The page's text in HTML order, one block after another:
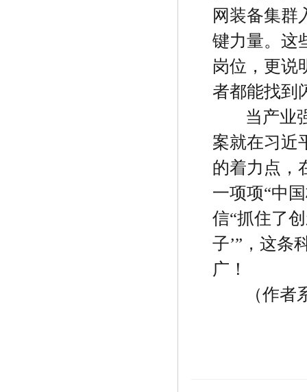
网装备集群
键力量。这
岗位，更说
者都能找到
当产业
案就在习近
的着力点，
一项项“中
信“抓住了
子’” ，这条
广！
（作